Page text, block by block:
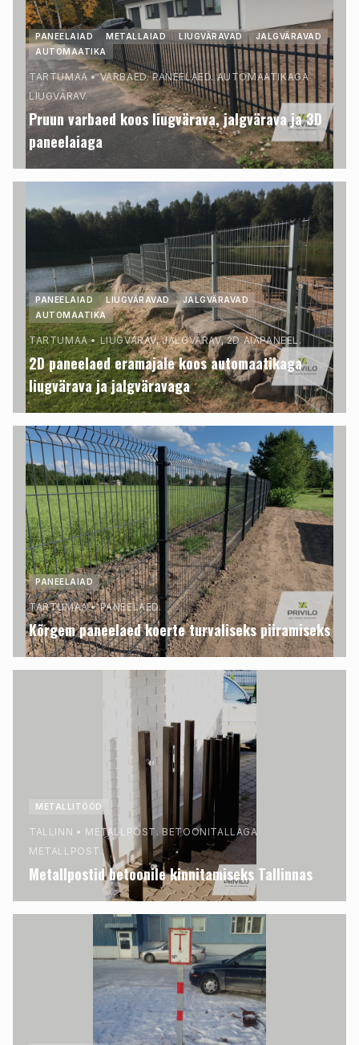
PANEELAIAD METALLAIAD LIUGVÄRAVAD
JALGVÄRAVAD
AUTOMAATIKA
TARTUMAA•VARBAED. PANEELAED. AUTOMAATIKAGA
LIUGVÄRAV.
Pruun varbaed koos liugvärava, jalgvärava ja 3D
paneelaiaga
PANEELAIAD LIUGVÄRAVAD
JALGVÄRAVAD
AUTOMAATIKA
TARTUMAA•LIUGVÄRAV, JALGVÄRAV, 2D AIAPANEEL.
2D paneelaed eramajale koos automaatikaga
liugvärava ja jalgväravaga
PANEELAIAD
TARTUMAA•PANEELAED.
Kõrgem paneelaed koerte turvaliseks piiramiseks
METALLITÖÖD
TALLINN • METALLPOST. BETOONITALLAGA
METALLPOST.
Metallpostid betoonile kinnitamiseks Tallinnas